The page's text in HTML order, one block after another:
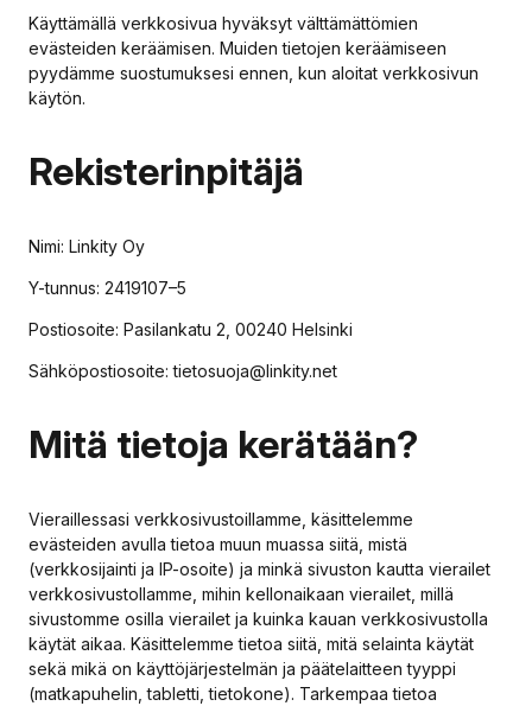
Käyttämällä verkkosivua hyväksyt välttämättömien
evästeiden keräämisen. Muiden tietojen keräämiseen
pyydämme suostumuksesi ennen, kun aloitat verkkosivun
käytön.
Rekisterinpitäjä
Nimi: Linkity Oy
Y-tunnus: 2419107–5
Postiosoite: Pasilankatu 2, 00240 Helsinki
Sähköpostiosoite: tietosuoja@linkity.net
Mitä tietoja kerätään?
Vieraillessasi verkkosivustoillamme, käsittelemme
evästeiden avulla tietoa muun muassa siitä, mistä
(verkkosijainti ja IP-osoite) ja minkä sivuston kautta vierailet
verkkosivustollamme, mihin kellonaikaan vierailet, millä
sivustomme osilla vierailet ja kuinka kauan verkkosivustolla
käytät aikaa. Käsittelemme tietoa siitä, mitä selainta käytät
sekä mikä on käyttöjärjestelmän ja päätelaitteen tyyppi
(matkapuhelin, tabletti, tietokone). Tarkempaa tietoa